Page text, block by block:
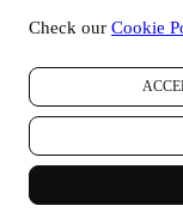
Check our Cookie
administratieve
en controle,
veiligheid,
analyse. Af en
operationele
om u een
uw